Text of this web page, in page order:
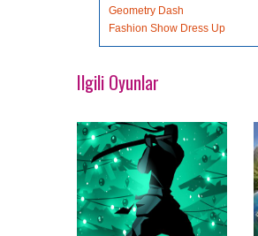
Geometry Dash
Fashion Show Dress Up
Ilgili Oyunlar